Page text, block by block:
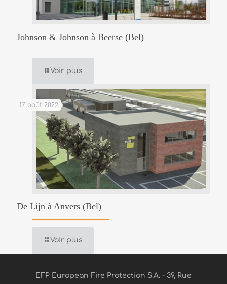
Johnson & Johnson à Beerse (Bel)
Voir plus
17 août 2022
De Lijn à Anvers (Bel)
Voir plus
EFP European Fire Protection S.A. - 39, Rue